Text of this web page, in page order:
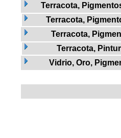
Terracota,
Terracota,
Terracota,
Terracota,
Vidrio, Oro,